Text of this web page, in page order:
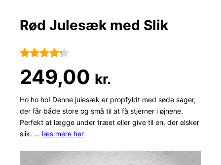
Rød Julesæk med Slik
som4.2
ud af 5
baseret
på
ømmelse
249,00 kr.
Ho ho ho! Denne julesæk er propfyldt med søde sager,
der får både store og små til at få stjerner i øjnene.
Perfekt at lægge under træet eller give til en, der elsker
slik. … læs mere her